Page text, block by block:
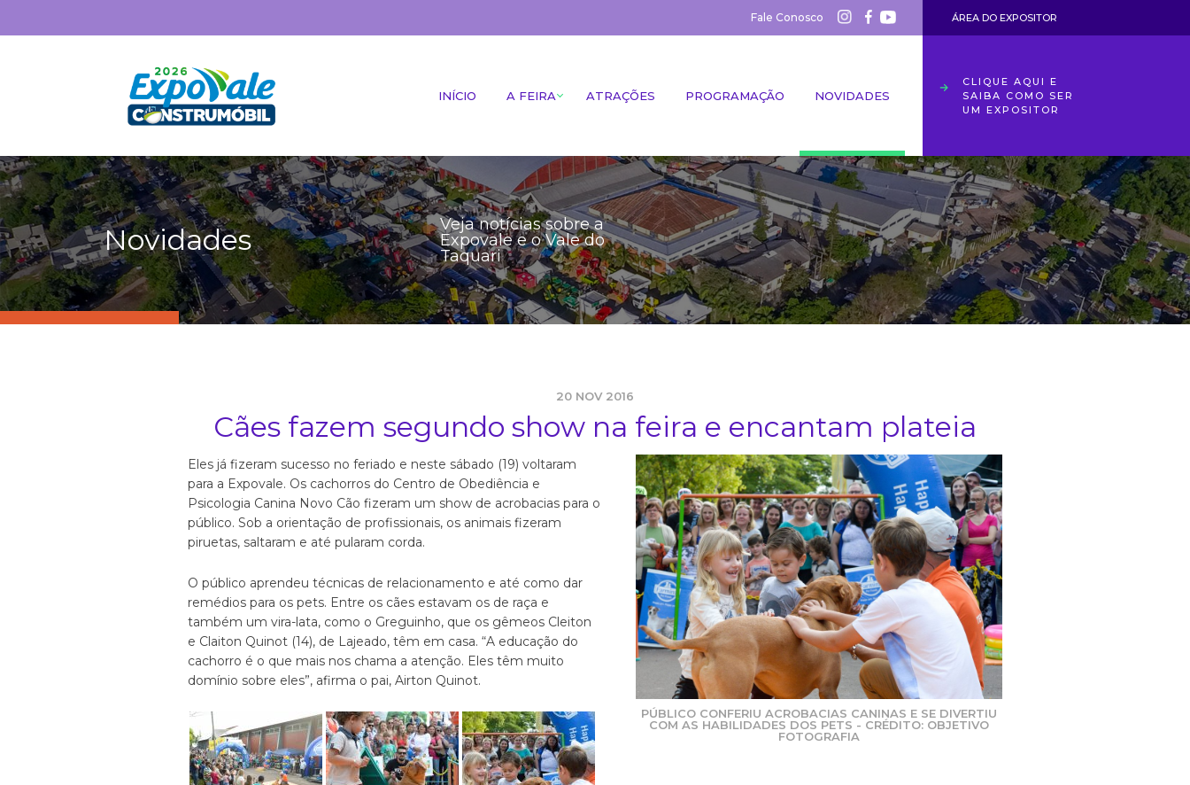
Fale Conosco ÁREA DO EXPOSITOR
INÍCIO A FEIRA ATRAÇÕES PROGRAMAÇÃO NOVIDADES
CLIQUE AQUI E
SAIBA COMO SER
UM EXPOSITOR
Novidades
Veja notícias sobre a
Expovale e o Vale do
Taquari
20 NOV 2016
Cães fazem segundo show na feira e encantam plateia
PÚBLICO CONFERIU ACROBACIAS CANINAS E SE DIVERTIU
COM AS HABILIDADES DOS PETS - CRÉDITO: OBJETIVO
FOTOGRAFIA
Eles já fizeram sucesso no feriado e neste sábado (19) voltaram
para a Expovale. Os cachorros do Centro de Obediência e
Psicologia Canina Novo Cão fizeram um show de acrobacias para o
público. Sob a orientação de profissionais, os animais fizeram
piruetas, saltaram e até pularam corda.
O público aprendeu técnicas de relacionamento e até como dar
remédios para os pets. Entre os cães estavam os de raça e
também um vira-lata, como o Greguinho, que os gêmeos Cleiton
e Claiton Quinot (14), de Lajeado, têm em casa. “A educação do
cachorro é o que mais nos chama a atenção. Eles têm muito
domínio sobre eles”, afirma o pai, Airton Quinot.